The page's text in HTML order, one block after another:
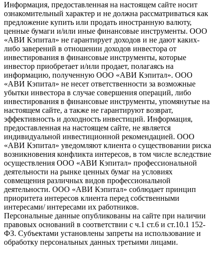
Информация, предоставленная на настоящем сайте носит
ознакомительный характер и не должна рассматриваться как
предложение купить или продать иностранную валюту,
ценные бумаги и/или иные финансовые инструменты. ООО
«АВИ Кэпитал» не гарантирует доходов и не дают каких-
либо заверений в отношении доходов инвестора от
инвестирования в финансовые инструменты, которые
инвестор приобретает и/или продает, полагаясь на
информацию, полученную ООО «АВИ Кэпитал». ООО
«АВИ Кэпитал» не несет ответственности за возможные
убытки инвестора в случае совершения операций, либо
инвестирования в финансовые инструменты, упомянутые на
настоящем сайте, а также не гарантируют возврат,
эффективность и доходность инвестиций. Информация,
предоставленная на настоящем сайте, не является
индивидуальной инвестиционной рекомендацией. ООО
«АВИ Кэпитал» уведомляют клиента о существовании риска
возникновения конфликта интересов, в том числе вследствие
осуществления ООО «АВИ Кэпитал» профессиональной
деятельности на рынке ценных бумаг на условиях
совмещения различных видов профессиональной
деятельности. ООО «АВИ Кэпитал» соблюдает принцип
приоритета интересов клиента перед собственными
интересами/ интересами их работников.
Персональные данные опубликованы на сайте при наличии
правовых оснований в соответствии с ч.1 ст.6 и ст.10.1 152-
ФЗ. Субъектами установлены запреты на использование и
обработку персональных данных третьими лицами.